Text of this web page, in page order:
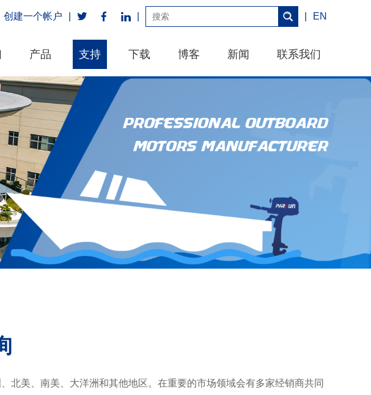
创建一个帐户 EN
产品 支持 下载 博客 新闻 联系我们
北美、南美、大洋洲和其他地区。在重要的市场领域会有多家经销商共同